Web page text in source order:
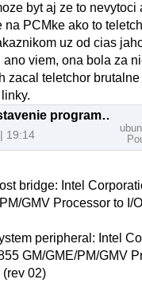
byt aj ze to nevytoci
na PCMke ako to
uz od cias
ano viem, ona bola za
zacal teletchor
Re: nastavenie programu gfax
19:14
bridge: Intel
GMV Processor to I/
peripheral: Intel
GM/GME/PM/GMV
02)